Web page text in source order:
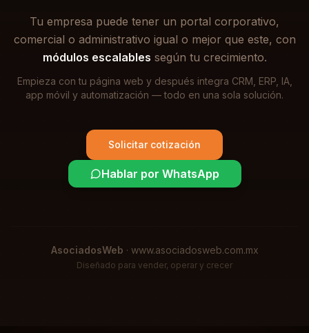
Tu empresa puede tener un portal corporativo,
comercial o administrativo igual o mejor que este, con
módulos escalables según tu crecimiento.
Empieza con tu página web y después integra CRM, ERP, IA,
app móvil y automatización — todo en una sola solución.
Solicitar cotización
Hablar por WhatsApp
AsociadosWeb · www.asociadosweb.com.mx
Diseñado para vender, operar y crecer